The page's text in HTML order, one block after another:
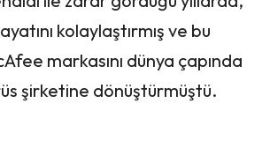
kolaylaştırmış ve bu
markasını dünya çapında
şirketine dönüştürmüştü.